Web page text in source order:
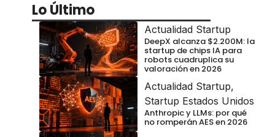
Lo Último
Actualidad Startup
DeepX alcanza $2.200M: la
startup de chips IA para
robots cuadruplica su
valoración en 2026
Actualidad Startup,
Startup Estados Unidos
Anthropic y LLMs: por qué
no romperán AES en 2026